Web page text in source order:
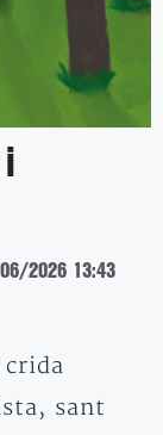
i
2026 13:43
crida
sant